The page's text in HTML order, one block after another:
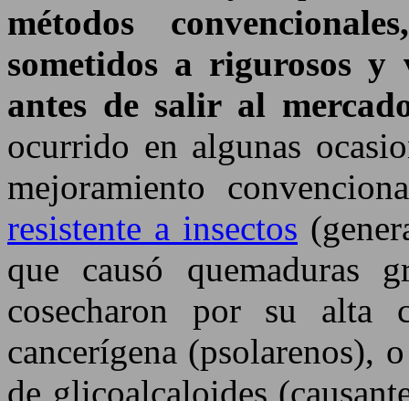
métodos
sometidos a rigurosos y
antes de salir al
ocurrido en algunas
mejoramiento
resistente a insectos
que causó quemaduras
cosecharon por su alta
cancerígena (psolarenos),
de glicoalcaloides